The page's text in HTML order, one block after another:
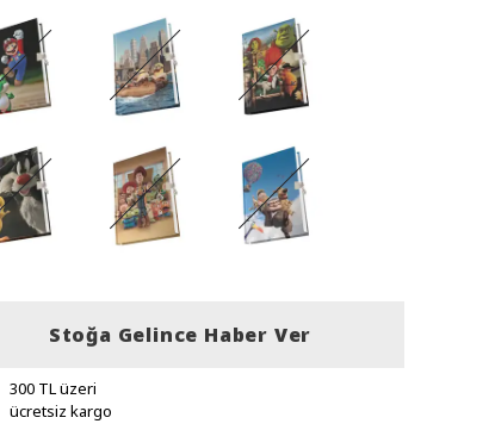
Stoğa Gelince Haber Ver
300 TL üzeri
ücretsiz kargo